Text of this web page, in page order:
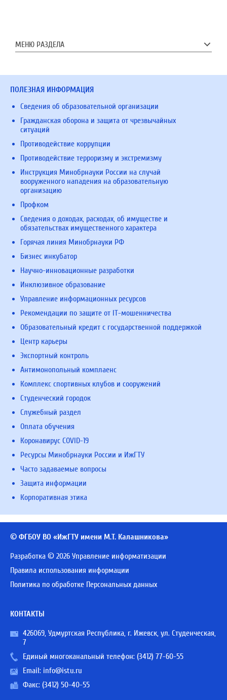
МЕНЮ РАЗДЕЛА
ПОЛЕЗНАЯ ИНФОРМАЦИЯ
Сведения об образовательной организации
Гражданская оборона и защита от чрезвычайных
ситуаций
Противодействие коррупции
Противодействие терроризму и экстремизму
Инструкция Минобрнауки России на случай
вооруженного нападения на образовательную
организацию
Профком
Сведения о доходах, расходах, об имуществе и
обязательствах имущественного характера
Горячая линия Минобрнауки РФ
Бизнес инкубатор
Научно-инновационные разработки
Инклюзивное образование
Управление информационных ресурсов
Рекомендации по защите от IT-мошенничества
Образовательный кредит с государственной поддержкой
Центр карьеры
Экспортный контроль
Антимонопольный комплаенс
Комплекс спортивных клубов и сооружений
Студенческий городок
Служебный раздел
Оплата обучения
Коронавирус COVID-19
Ресурсы Минобрнауки России и ИжГТУ
Часто задаваемые вопросы
Защита информации
Корпоративная этика
© ФГБОУ ВО «ИжГТУ имени М.Т. Калашникова»
Разработка © 2026 Управление информатизации
Правила использования информации
Политика по обработке Персональных данных
КОНТАКТЫ
426069, Удмуртская Республика, г. Ижевск, ул. Студенческая,
7
Единый многоканальный телефон: (3412) 77-60-55
Email: info@istu.ru
Факс: (3412) 50-40-55